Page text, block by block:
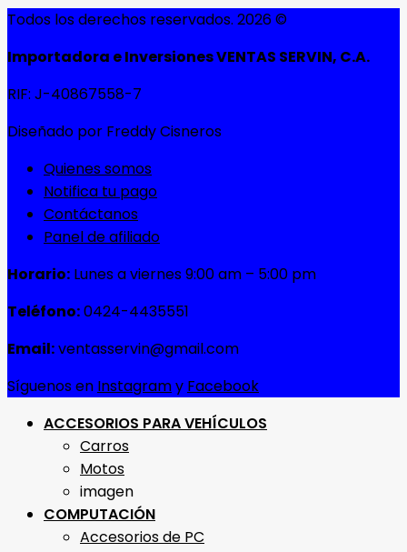
Todos los derechos reservados. 2026 ©
Importadora e Inversiones VENTAS SERVIN, C.A.
RIF: J-40867558-7
Diseñado por Freddy Cisneros
Quienes somos
Notifica tu pago
Contáctanos
Panel de afiliado
Horario: Lunes a viernes 9:00 am – 5:00 pm
Teléfono:0424-4435551
Email:ventasservin@gmail.com
Síguenos en Instagramy Facebook
ACCESORIOS PARA VEHÍCULOS
Carros
Motos
imagen
COMPUTACIÓN
Accesorios de PC